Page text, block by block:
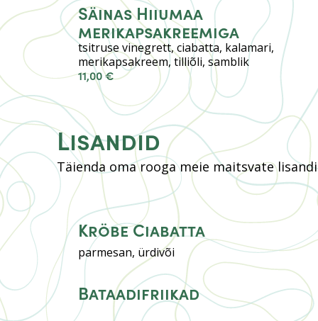
Säinas Hiiumaa
merikapsakreemiga
tsitruse vinegrett, ciabatta, kalamari,
merikapsakreem, tilliõli, samblik
11,00 €
Lisandid
Täienda oma rooga meie maitsvate
Kröbe Ciabatta
parmesan, ürdivõi
Bataadifriikad